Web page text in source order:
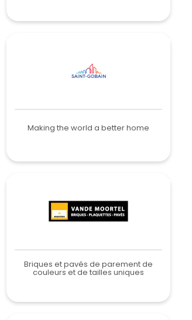
Making the world a better home
Briques et pavés de parement de
couleurs et de tailles uniques